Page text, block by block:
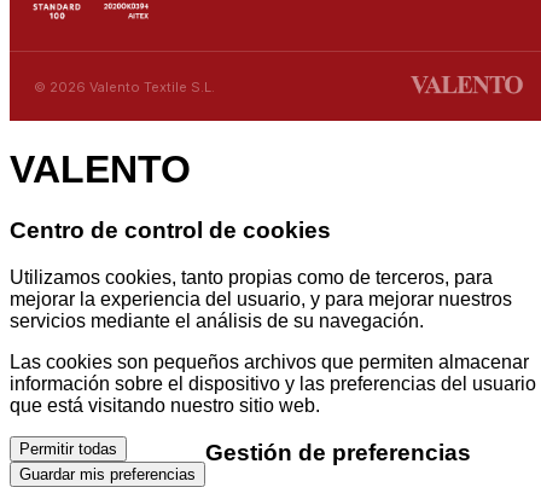
© 2026 Valento Textile S.L.
VALENTO
Centro de control de cookies
Utilizamos cookies, tanto propias como de terceros, para
mejorar la experiencia del usuario, y para mejorar nuestros
servicios mediante el análisis de su navegación.
Las cookies son pequeños archivos que permiten almacenar
información sobre el dispositivo y las preferencias del usuario
que está visitando nuestro sitio web.
Permitir todas
Guardar mis preferencias
Gestión de preferencias